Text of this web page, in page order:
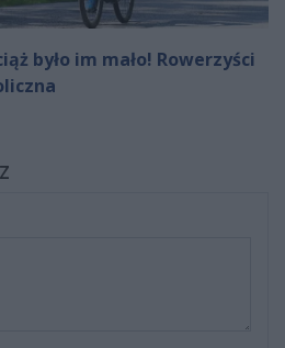
było im mało! Rowerzyści